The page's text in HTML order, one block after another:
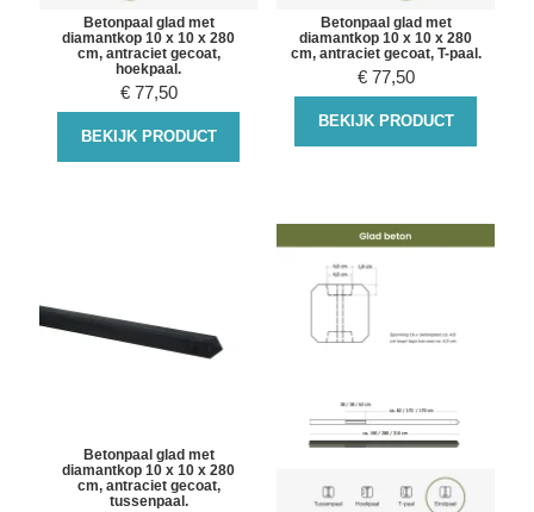
Betonpaal glad met
diamantkop 10 x 10 x 280
cm, antraciet gecoat,
hoekpaal.
€ 77,50
BEKIJK PRODUCT
Betonpaal glad met
diamantkop 10 x 10 x 280
cm, antraciet gecoat, T-paal.
€ 77,50
BEKIJK PRODUCT
Betonpaal glad met
diamantkop 10 x 10 x 280
cm, antraciet gecoat,
tussenpaal.